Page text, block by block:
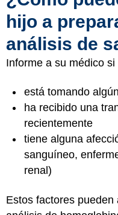
hijo a
análisis de
Informe a su médico si
está tomando
ha recibido una
recientemente
tiene alguna
sanguíneo,
renal)
Estos factores